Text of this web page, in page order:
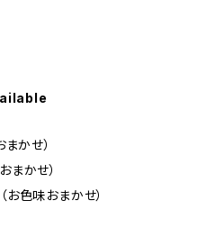
まかせ）
まかせ）
お色味おまかせ）